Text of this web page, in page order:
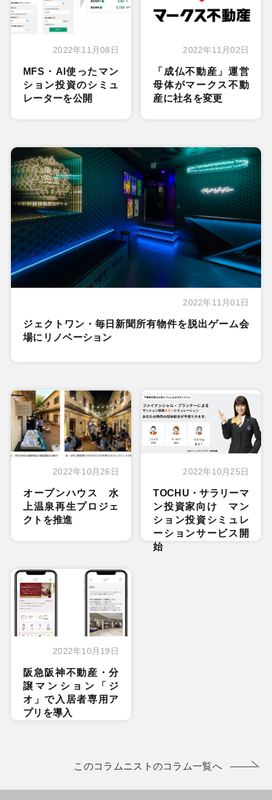
2022年11月08日
MFS・AI使ったマン
ション投資のシミュ
レーターを公開
2022年11月02日
「成仏不動産」運営
母体がマークス不動
産に社名を変更
2022年11月01日
ジェクトワン・毎日新聞所有物件を脱出ゲーム会
場にリノベーション
2022年10月26日
オープンハウス 水
上温泉再生プロジェ
クトを推進
2022年10月25日
TOCHU・サラリーマ
ン投資家向け マン
ション投資シミュレ
ーションサービス開
始
2022年10月19日
阪急阪神不動産・分
譲マンション「ジ
オ」で入居者専用ア
プリを導入
このコラムニストのコラム一覧へ